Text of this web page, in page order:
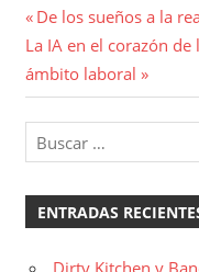
de
entradas
Entrada
anterior:
De los sueños a la
Entrada
siguiente:
La IA en el corazón
ámbito laboral
ENTRADAS
Dirty Kitchen y